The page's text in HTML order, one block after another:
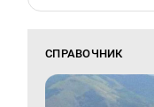
СПРАВОЧНИК